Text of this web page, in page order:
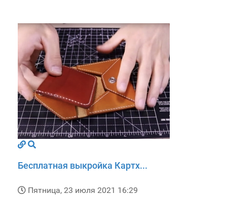
Бесплатная выкройка Картх...
Пятница, 23 июля 2021 16:29